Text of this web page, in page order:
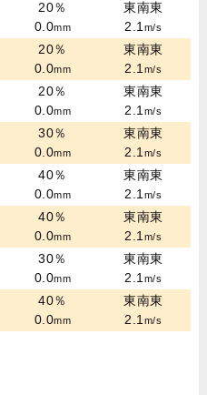
20％
0.0mm
東南東
2.1m/s
20％
0.0mm
東南東
2.1m/s
20％
0.0mm
東南東
2.1m/s
30％
0.0mm
東南東
2.1m/s
40％
0.0mm
東南東
2.1m/s
40％
0.0mm
東南東
2.1m/s
30％
0.0mm
東南東
2.1m/s
40％
0.0mm
東南東
2.1m/s